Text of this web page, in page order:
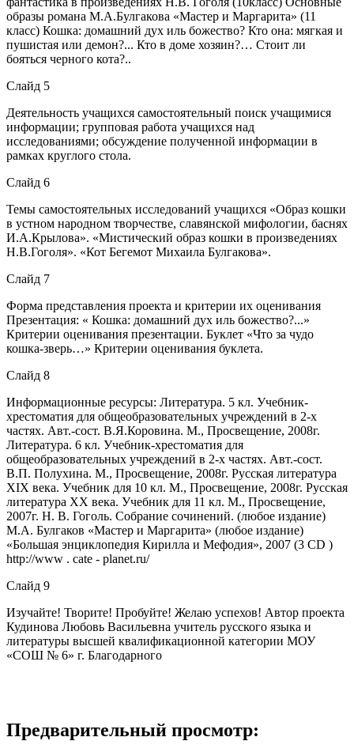
образы романа М.А.Булгакова «Мастер и Маргарита» (11
класс) Кошка: домашний дух иль божество? Кто она: мягкая и
пушистая или демон?... Кто в доме хозяин?… Стоит ли
бояться черного кота?..
Слайд 5
Деятельность учащихся самостоятельный поиск учащимися
информации; групповая работа учащихся над
исследованиями; обсуждение полученной информации в
рамках круглого стола.
Слайд 6
Темы самостоятельных исследований учащихся «Образ кошки
в устном народном творчестве, славянской мифологии, баснях
И.А.Крылова». «Мистический образ кошки в произведениях
Н.В.Гоголя». «Кот Бегемот Михаила Булгакова».
Слайд 7
Форма представления проекта и критерии их оценивания
Презентация: « Кошка: домашний дух иль божество?...»
Критерии оценивания презентации. Буклет «Что за чудо
кошка-зверь…» Критерии оценивания буклета.
Слайд 8
Информационные ресурсы: Литература. 5 кл. Учебник-
хрестоматия для общеобразовательных учреждений в 2-х
частях. Авт.-сост. В.Я.Коровина. М., Просвещение, 2008г.
Литература. 6 кл. Учебник-хрестоматия для
общеобразовательных учреждений в 2-х частях. Авт.-сост.
В.П. Полухина. М., Просвещение, 2008г. Русская литература
XIX века. Учебник для 10 кл. М., Просвещение, 2008г. Русская
литература XX века. Учебник для 11 кл. М., Просвещение,
2007г. Н. В. Гоголь. Собрание сочинений. (любое издание)
М.А. Булгаков «Мастер и Маргарита» (любое издание)
«Большая энциклопедия Кирилла и Мефодия», 2007 (3 CD )
http://www . cate - planet.ru/
Слайд 9
Изучайте! Творите! Пробуйте! Желаю успехов! Автор проекта
Кудинова Любовь Васильевна учитель русского языка и
литературы высшей квалификационной категории МОУ
«СОШ № 6» г. Благодарного
Предварительный просмотр: